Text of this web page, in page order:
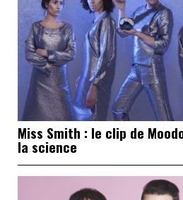
Miss Smith : le clip de
la science